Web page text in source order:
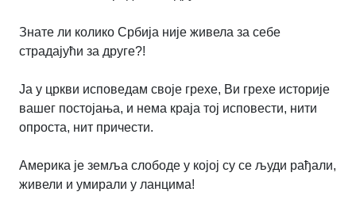
Знате ли колико Србија није живела за себе
страдајући за друге?!
Ја у цркви исповедам своје грехе, Ви грехе историје
вашег постојања, и нема краја тој исповести, нити
опроста, нит причести.
Америка је земља слободе у којој су се људи рађали,
живели и умирали у ланцима!